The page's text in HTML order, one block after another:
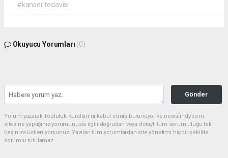
#kanser tedavisi
Okuyucu Yorumları (0)
Gönder
Yorum yazarak Topluluk Kuralları’nı kabul etmiş bulunuyor ve newsfindy.com
sitesine yaptığınız yorumunuzla ilgili doğrudan veya dolaylı tüm sorumluluğu tek
başınıza üstleniyorsunuz. Yazılan tüm yorumlardan site yönetimi hiçbir şekilde
sorumlu tutulamaz.